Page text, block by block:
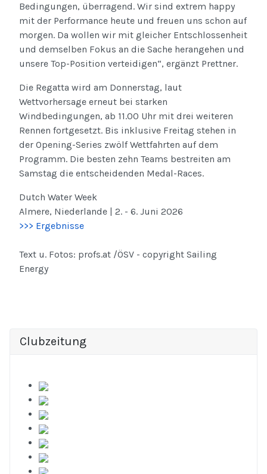
Bedingungen, überragend. Wir sind extrem happy
mit der Performance heute und freuen uns schon auf
morgen. Da wollen wir mit gleicher Entschlossenheit
und demselben Fokus an die Sache herangehen und
unsere Top-Position verteidigen“, ergänzt Prettner.
Die Regatta wird am Donnerstag, laut
Wettvorhersage erneut bei starken
Windbedingungen, ab 11.00 Uhr mit drei weiteren
Rennen fortgesetzt. Bis inklusive Freitag stehen in
der Opening-Series zwölf Wettfahrten auf dem
Programm. Die besten zehn Teams bestreiten am
Samstag die entscheidenden Medal-Races.
Dutch Water Week
Almere, Niederlande | 2. - 6. Juni 2026
>>> Ergebnisse
Text u. Fotos: profs.at /ÖSV - copyright Sailing
Energy
Clubzeitung